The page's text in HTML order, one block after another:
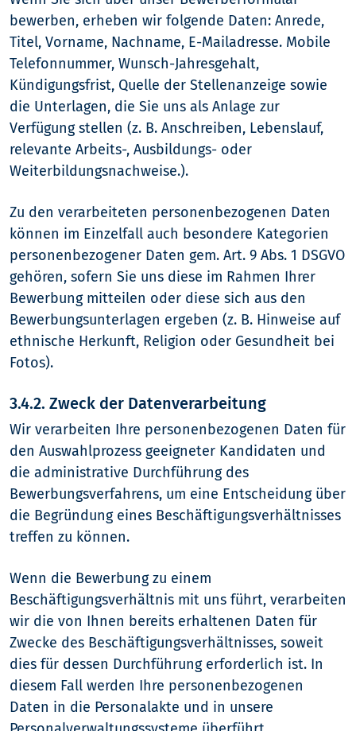
bewerben, erheben wir folgende Daten: Anrede,
Titel, Vorname, Nachname, E-Mailadresse. Mobile
Telefonnummer, Wunsch-Jahresgehalt,
Kündigungsfrist, Quelle der Stellenanzeige sowie
die Unterlagen, die Sie uns als Anlage zur
Verfügung stellen (z. B. Anschreiben, Lebenslauf,
relevante Arbeits-, Ausbildungs- oder
Weiterbildungsnachweise.).
Zu den verarbeiteten personenbezogenen Daten
können im Einzelfall auch besondere Kategorien
personenbezogener Daten gem. Art. 9 Abs. 1 DSGVO
gehören, sofern Sie uns diese im Rahmen Ihrer
Bewerbung mitteilen oder diese sich aus den
Bewerbungsunterlagen ergeben (z. B. Hinweise auf
ethnische Herkunft, Religion oder Gesundheit bei
Fotos).
3.4.2. Zweck der Datenverarbeitung
Wir verarbeiten Ihre personenbezogenen Daten für
den Auswahlprozess geeigneter Kandidaten und
die administrative Durchführung des
Bewerbungsverfahrens, um eine Entscheidung über
die Begründung eines Beschäftigungsverhältnisses
treffen zu können.
Wenn die Bewerbung zu einem
Beschäftigungsverhältnis mit uns führt, verarbeiten
wir die von Ihnen bereits erhaltenen Daten für
Zwecke des Beschäftigungsverhältnisses, soweit
dies für dessen Durchführung erforderlich ist. In
diesem Fall werden Ihre personenbezogenen
Daten in die Personalakte und in unsere